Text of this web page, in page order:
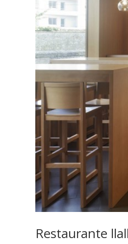
Restaurante